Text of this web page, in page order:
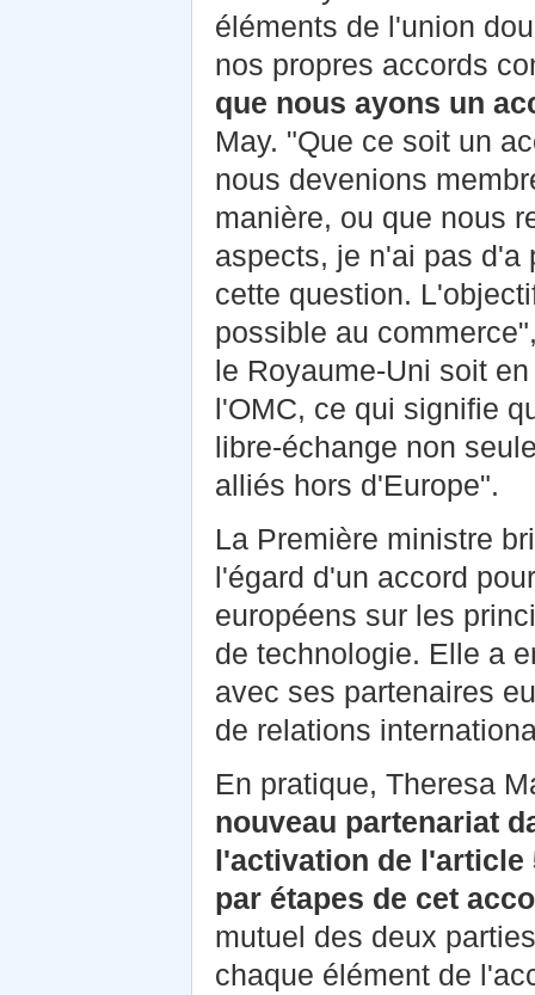
éléments de l'union
nos propres accords
que nous ayons un
May. "Que ce soit un
nous devenions
manière, ou que nous
aspects, je n'ai pas d'a
cette question.
possible au
le Royaume-Uni soit
l'OMC, ce qui signifie
libre-échange non
alliés hors d'Europe".
La Première ministre
l'égard d'un accord
européens sur les
de technologie. Elle a
avec ses partenaires
de relations
En pratique, Theresa
nouveau partenariat
l'activation de l'article
par étapes de cet
mutuel des deux
chaque élément de